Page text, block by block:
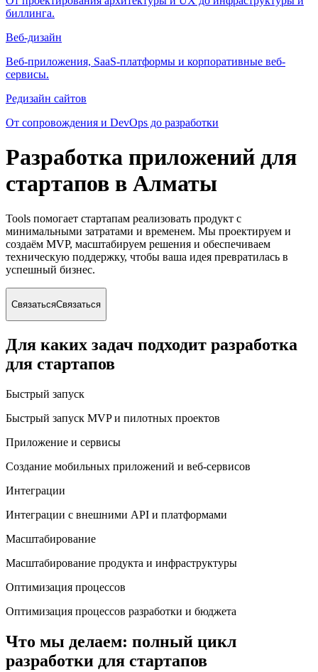
биллинга.
Веб-дизайн
Веб-приложения, SaaS-платформы и корпоративные веб-
сервисы.
Редизайн сайтов
От сопровождения и DevOps до разработки
Разработка приложений для
стартапов в Алматы
Tools помогает стартапам реализовать продукт с
минимальными затратами и временем. Мы проектируем и
создаём MVP, масштабируем решения и обеспечиваем
техническую поддержку, чтобы ваша идея превратилась в
успешный бизнес.
СвязатьсяСвязаться
Для каких задач подходит разработка
для стартапов
Быстрый запуск
Быстрый запуск MVP и пилотных проектов
Приложение и сервисы
Создание мобильных приложений и веб-сервисов
Интеграции
Интеграции с внешними API и платформами
Масштабирование
Масштабирование продукта и инфраструктуры
Оптимизация процессов
Оптимизация процессов разработки и бюджета
Что мы делаем: полный цикл
разработки для стартапов